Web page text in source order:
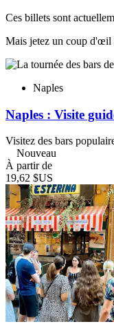
Ces billets sont
Mais jetez un coup d'œil
Naples
Naples : Visite
Visitez des bars
Nouveau
À partir de
19,62 $US